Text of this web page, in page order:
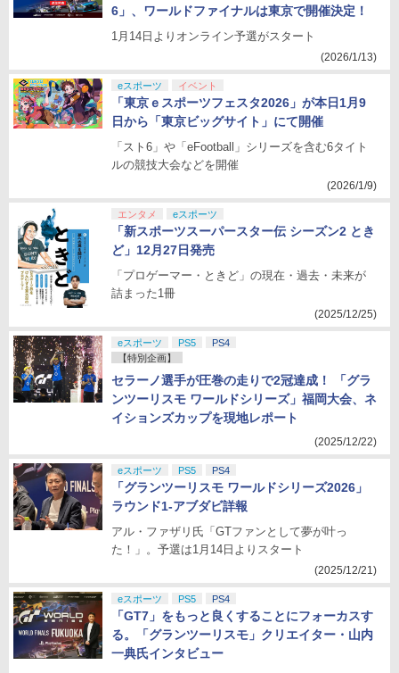
6」、ワールドファイナルは東京で開催決定！
1月14日よりオンライン予選がスタート
(2026/1/13)
eスポーツ イベント
「東京ｅスポーツフェスタ2026」が本日1月9
日から「東京ビッグサイト」にて開催
「スト6」や「eFootball」シリーズを含む6タイト
ルの競技大会などを開催
(2026/1/9)
エンタメ eスポーツ
「新スポーツスーパースター伝 シーズン2 とき
ど」12月27日発売
「プロゲーマー・ときど」の現在・過去・未来が
詰まった1冊
(2025/12/25)
eスポーツ PS5
PS4
【特別企画】
セラーノ選手が圧巻の走りで2冠達成！ 「グラ
ンツーリスモ ワールドシリーズ」福岡大会、ネ
イションズカップを現地レポート
(2025/12/22)
eスポーツ PS5 PS4
「グランツーリスモ ワールドシリーズ2026」
ラウンド1-アブダビ詳報
アル・ファザリ氏「GTファンとして夢が叶っ
た！」。予選は1月14日よりスタート
(2025/12/21)
eスポーツ PS5 PS4
「GT7」をもっと良くすることにフォーカスす
る。「グランツーリスモ」クリエイター・山内
一典氏インタビュー